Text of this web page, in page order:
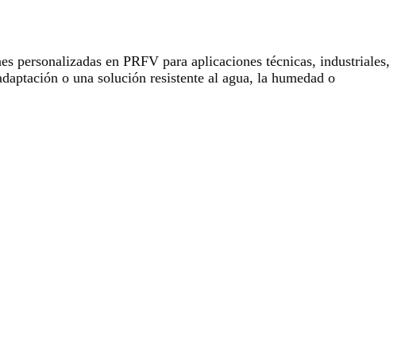
personalizadas en PRFV para aplicaciones técnicas, industriales,
o una solución resistente al agua, la humedad o